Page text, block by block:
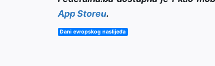
App Storeu.
Dani evropskog naslijeđa